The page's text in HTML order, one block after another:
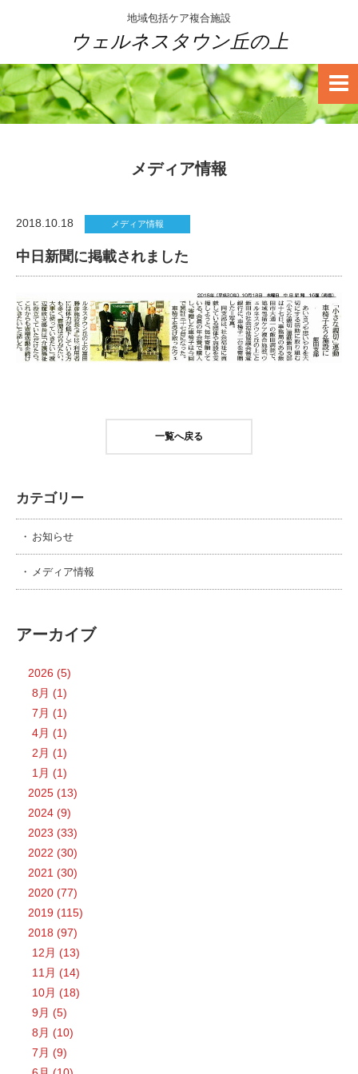
地域包括ケア複合施設
ウェルネスタウン丘の上
メディア情報
2018.10.18 メディア情報
中日新聞に掲載されました
一覧へ戻る
カテゴリー
お知らせ
メディア情報
アーカイブ
2026 (5)
8月 (1)
7月 (1)
4月 (1)
2月 (1)
1月 (1)
2025 (13)
2024 (9)
2023 (33)
2022 (30)
2021 (30)
2020 (77)
2019 (115)
2018 (97)
12月 (13)
11月 (14)
10月 (18)
9月 (5)
8月 (10)
7月 (9)